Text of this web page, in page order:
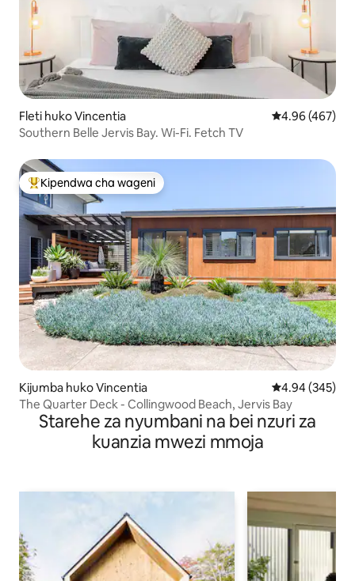
Fleti huko Vincentia Ukadiriaji wa
4.96 (467)
Southern Belle Jervis Bay. Wi-Fi. Fetch TV
Kipendwa maarufu cha wageni
Kipendwa cha wageni
Kijumba huko Vincentia Ukadiriaji wa
4.94 (345)
The Quarter Deck - Collingwood Beach, Jervis Bay
Starehe za nyumbani na bei nzuri za
kuanzia mwezi mmoja